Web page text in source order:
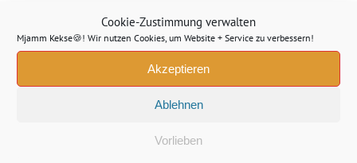
Cookie-Zustimmung verwalten
Mjamm Kekse🍪! Wir nutzen Cookies, um Website + Service zu verbessern!
Akzeptieren
Ablehnen
Vorlieben
Hier ein Blick ins Restaurant Savanne von unserem letzten
Besuch:
Inklusive: Übernachtung, Frühstück, Eintritt, Bettwäsche,